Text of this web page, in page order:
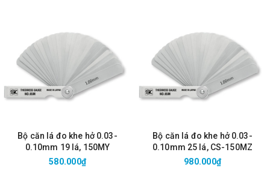
Bộ căn lá đo khe hở 0.03-
0.10mm 19 lá, 150MY
580.000₫
Bộ căn lá đo khe hở 0.03-
0.10mm 25 lá, CS-150MZ
980.000₫